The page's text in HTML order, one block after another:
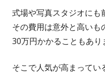
式場や写真スタジオにも
その費用は意外と高いも
30万円かかることもあり
そこで人気が高まってい